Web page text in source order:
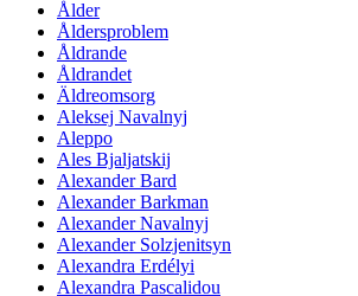
Ålder
Åldersproblem
Åldrande
Åldrandet
Äldreomsorg
Aleksej Navalnyj
Aleppo
Ales Bjaljatskij
Alexander Bard
Alexander Barkman
Alexander Navalnyj
Alexander Solzjenitsyn
Alexandra Erdélyi
Alexandra Pascalidou